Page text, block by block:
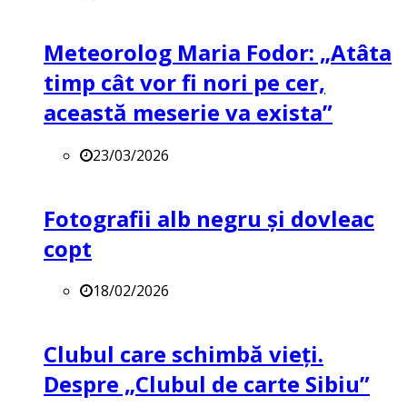
Meteorolog Maria Fodor: „Atâta
timp cât vor fi nori pe cer,
această meserie va exista”
23/03/2026
Fotografii alb negru și dovleac
copt
18/02/2026
Clubul care schimbă vieți.
Despre „Clubul de carte Sibiu”